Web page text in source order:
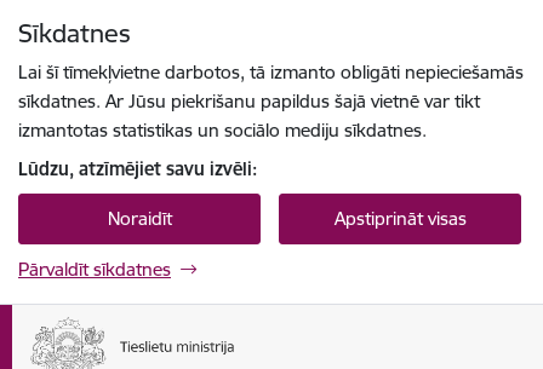
Sīkdatnes
Lai šī tīmekļvietne darbotos, tā izmanto obligāti nepieciešamās
sīkdatnes. Ar Jūsu piekrišanu papildus šajā vietnē var tikt
izmantotas statistikas un sociālo mediju sīkdatnes.
Lūdzu, atzīmējiet savu izvēli:
Noraidīt Apstiprināt visas
Pārvaldīt sīkdatnes